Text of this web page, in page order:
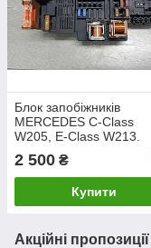
Блок запобіжників
MERCEDES C-Class
W205, E-Class W213.
A2139065706.
2 500 ₴
Купити
Акційні